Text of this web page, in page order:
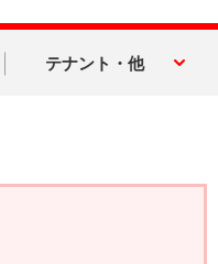
テナント・他